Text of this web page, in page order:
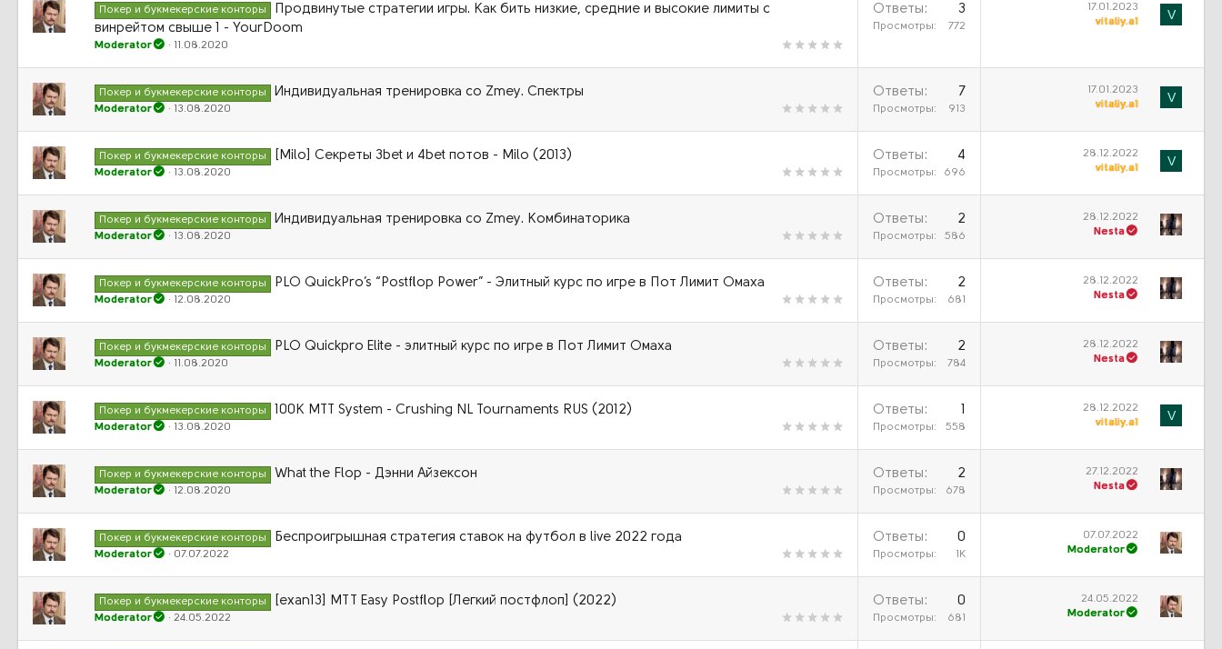
Покер и букмекерские конторы
Продвинутые стратегии игры. Как бить низкие, средние и высокие лимиты с
винрейтом свыше 1 - YourDoom
Moderator 11.08.2020
Ответы 3
Просмотры 772
17.01.2023
vitaliy.a1
V
Покер и букмекерские конторы Индивидуальная тренировка со Zmey. Спектры
Moderator 13.08.2020
Ответы 7
Просмотры 913
17.01.2023
vitaliy.a1
V
Покер и букмекерские конторы [Milo] Секреты 3bet и 4bet потов - Milo (2013)
Moderator 13.08.2020
Ответы 4
Просмотры 696
28.12.2022
vitaliy.a1
V
Покер и букмекерские конторы Индивидуальная тренировка со Zmey. Комбинаторика
Moderator 13.08.2020
Ответы 2
Просмотры 586
28.12.2022
Nesta
Покер и букмекерские конторы PLO QuickPro’s “Postflop Power” - Элитный курс по игре в Пот Лимит Омаха
Moderator 12.08.2020
Ответы 2
Просмотры 681
28.12.2022
Nesta
Покер и букмекерские конторы PLO Quickpro Elite - элитный курс по игре в Пот Лимит Омаха
Moderator 11.08.2020
Ответы 2
Просмотры 784
28.12.2022
Nesta
Покер и букмекерские конторы 100K MTT System - Crushing NL Tournaments RUS (2012)
Moderator 13.08.2020
Ответы
Просмотры 558
28.12.2022
vitaliy.a1
V
Покер и букмекерские конторы What the Flop - Дэнни Айзексон
Moderator 12.08.2020
Ответы 2
Просмотры 678
27.12.2022
Nesta
Покер и букмекерские конторы Беспроигрышная стратегия ставок на футбол в live 2022 года
Moderator 07.07.2022
Ответы 0
Просмотры 1К
07.07.2022
Moderator
Покер и букмекерские конторы [exan13] МТТ Easy Postflop [Легкий постфлоп] (2022)
Moderator 24.05.2022
Ответы 0
Просмотры 681
24.05.2022
Moderator